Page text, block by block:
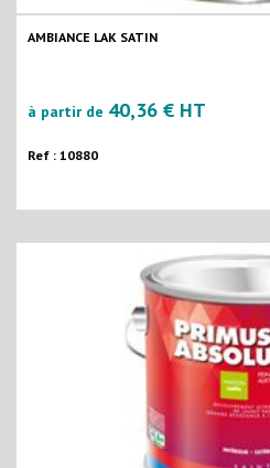
AMBIANCE LAK SATIN
à partir de 40,36 € HT
Ref : 10880